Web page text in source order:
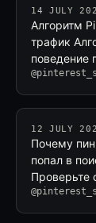
14 JULY
Алгоритм
трафик
поведение
12 JULY
Почему
попал в
Проверьте